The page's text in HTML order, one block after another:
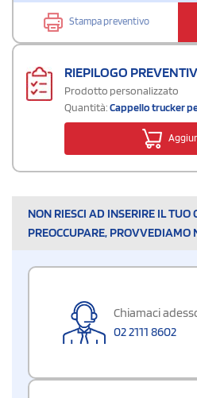
Stampa preventivo
RIEPILOGO
Prodotto personalizzato
Quantità:Cappello trucker
NON RIESCI AD INSERIRE IL TUO
PREOCCUPARE, PROVVEDIAMO
Chiamaci
02 2111 8602